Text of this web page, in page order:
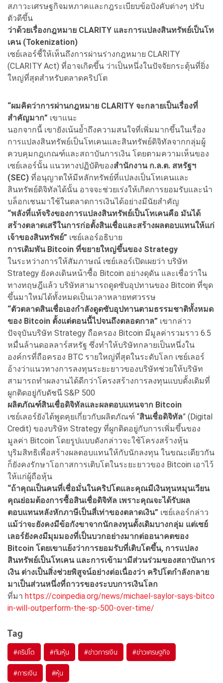
สภาวะเศรษฐกิจมหภาคและกฎระเบียบข้อบังคับต่างๆ ปรับ
ตัวดีขึ้น
ว่าด้วยเรื่องกฎหมาย CLARITY และการแปลงสินทรัพย์เป็นโท
เคน (Tokenization)
เซย์เลอร์ชี้ให้เห็นถึงการผ่านร่างกฎหมาย CLARITY
(CLARITY Act) ที่อาจเกิดขึ้น ว่าเป็นหนึ่งในปัจจัยกระตุ้นที่ยิ่ง
ใหญ่ที่สุดสำหรับตลาดคริปโต
“ผมคิดว่าการผ่านกฎหมาย CLARITY จะกลายเป็นเรื่องที่
สำคัญมาก” เขาแนะ
นอกจากนี้ เขายังเน้นย้ำถึงความสนใจที่เพิ่มมากขึ้นในเรื่อง
การแปลงสินทรัพย์เป็นโทเคนและสินทรัพย์ดิจิทัลจากกลุ่มผู้
ควบคุมกฎเกณฑ์และสถาบันการเงิน โดยตามความเห็นของ
เซย์เลอร์นั้น แนวทางปฏิบัติของสำนักงาน ก.ล.ต. สหรัฐฯ
(SEC) ที่อนุญาตให้มีหลักทรัพย์ที่แปลงเป็นโทเคนและ
สินทรัพย์ดิจิทัลได้นั้น อาจจะช่วยเร่งให้เกิดการยอมรับและนำ
บล็อกเชนมาใช้ในตลาดการเงินได้อย่างมีนัยสำคัญ
“พลังที่แท้จริงของการแปลงสินทรัพย์เป็นโทเคนคือ มันได้
สร้างตลาดเสรีในการก่อตั้งสินเชื่อและสร้างผลตอบแทนให้แก่
เจ้าของสินทรัพย์” เซย์เลอร์อธิบาย
การเดิมพัน Bitcoin ที่ขยายใหญ่ขึ้นของ Strategy
ในระหว่างการให้สัมภาษณ์ เซย์เลอร์เปิดเผยว่า บริษัท
Strategy ยังคงเดินหน้าซื้อ Bitcoin อย่างดุดัน และเชื่อว่าใน
ทางทฤษฎีแล้ว บริษัทสามารถดูดซับอุปทานของ Bitcoin ที่ขุด
ขึ้นมาใหม่ได้ทั้งหมดเป็นเวลาหลายทศวรรษ
“ตัวตลาดสินเชื่อเองกำลังดูดซับอุปทานตามธรรมชาติทั้งหมด
ของ Bitcoin ตั้งแต่ตอนนี้ไปจนถึงตลอดกาล” เขากล่าว
ปัจจุบันบริษัท Strategy ถือครอง Bitcoin มีมูลค่ารวมราว 6.5
หมื่นล้านดอลลาร์สหรัฐ ซึ่งทำให้บริษัทกลายเป็นหนึ่งใน
องค์กรที่ถือครอง BTC รายใหญ่ที่สุดในระดับโลก เซย์เลอร์
อ้างว่าแนวทางการลงทุนระยะยาวของบริษัทช่วยให้บริษัท
สามารถทำผลงานได้ดีกว่าโครงสร้างการลงทุนแบบดั้งเดิมที่
ผูกติดอยู่กับดัชนี S&P 500
ผลิตภัณฑ์สินเชื่อดิจิทัลและผลตอบแทนจาก Bitcoin
เซย์เลอร์ยังได้พูดคุยเกี่ยวกับผลิตภัณฑ์ “สินเชื่อดิจิทัล” (Digital
Credit) ของบริษัท Strategy ที่ผูกติดอยู่กับการเพิ่มขึ้นของ
มูลค่า Bitcoin โดยรูปแบบดังกล่าวจะใช้โครงสร้างหุ้น
บุริมสิทธิเพื่อสร้างผลตอบแทนให้กับนักลงทุน ในขณะเดียวกัน
ก็ยังคงรักษาโอกาสการเติบโตในระยะยาวของ Bitcoin เอาไว้
ให้แก่ผู้ถือหุ้น
“ถ้าคุณเป็นคนที่เชื่อมั่นในคริปโตและคุณมีเงินทุนหมุนเวียน
คุณย่อมต้องการซื้อสินเชื่อดิจิทัล เพราะคุณจะได้รับผล
ตอบแทนหลังหักภาษีเป็นสี่เท่าของตลาดเงิน” เซย์เลอร์กล่าว
แม้ว่าจะยังคงมีข้อกังขาจากนักลงทุนดั้งเดิมบางกลุ่ม แต่เซย์
เลอร์ยังคงมีมุมมองที่เป็นบวกอย่างมากต่ออนาคตของ
Bitcoin โดยเขาแย้งว่าการยอมรับที่เติบโตขึ้น, การแปลง
สินทรัพย์เป็นโทเคน และการเข้ามามีส่วนร่วมของสถาบันการ
เงิน ต่างเป็นสิ่งช่วยพิสูจน์อย่างต่อเนื่องว่า คริปโตกำลังกลาย
มาเป็นส่วนหนึ่งที่ถาวรของระบบการเงินโลก
ที่มา https://coinpedia.org/news/michael-saylor-says-bitco
in-will-outperform-the-sp-500-over-time/
Tag
#คริปโต #ทันหุ้น #ข่าวการเงิน #ข่าวเศรษฐกิจ
#การเงิน #หุ้น